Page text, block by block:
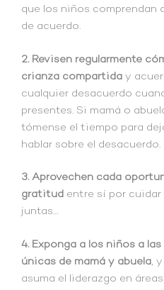
que los niños comprendan
de acuerdo.
2. Revisen regularmente
crianza compartida y
cualquier desacuerdo
presentes. Si mamá o
tómense el tiempo para
hablar sobre el desacuerdo.
3. Aprovechen cada
gratitud entre sí por
juntas…
4. Exponga a los niños a
únicas de mamá y abuela,
asuma el liderazgo en